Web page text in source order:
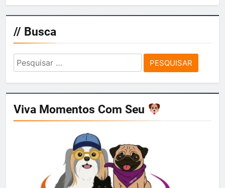
// Busca
Pesquisar
por:
Viva Momentos Com Seu